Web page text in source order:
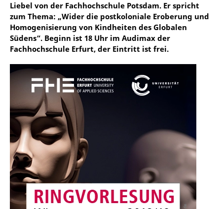
Liebel von der Fachhochschule Potsdam. Er spricht
zum Thema: „Wider die postkoloniale Eroberung und
Homogenisierung von Kindheiten des Globalen
Südens“. Beginn ist 18 Uhr im Audimax der
Fachhochschule Erfurt, der Eintritt ist frei.